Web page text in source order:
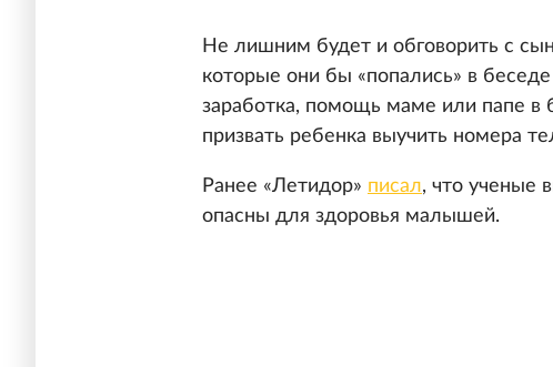
Не лишним будет и обговорить с
которые они бы «попались» в
заработка, помощь маме или папе в
призвать ребенка выучить номера
Ранее «Летидор» писал, что ученые
опасны для здоровья малышей.